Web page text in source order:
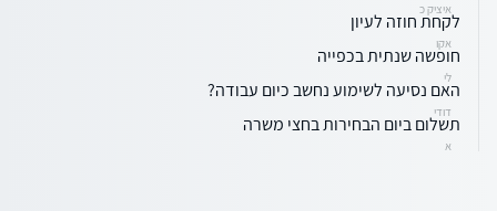
איציק כ
לקחת חוזה לעיון
אקו
חופשה שנתית בכפייה
לי
האם נסיעה לשימוע נחשב כיום עבודה?
דודי
תשלום ביום הבחירות בחצי משרה
א